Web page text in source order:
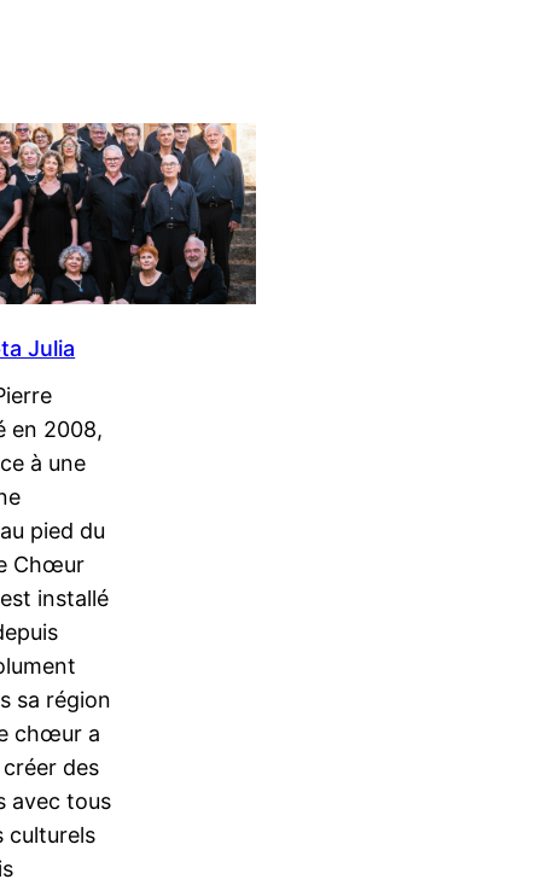
Julia
en 2008,
à une
pied du
Chœur
installé
sa région
chœur a
des
avec tous
culturels